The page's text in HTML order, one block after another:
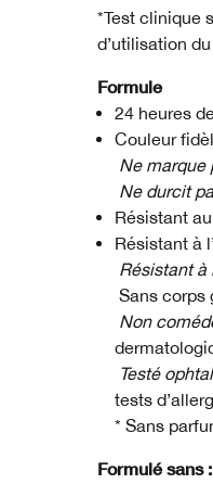
*Test clinique
d’utilisation
Formule
24 heures
Couleur
Ne marque
Ne durcit
Résistant
Résistant à
Résistant à
Sans corps
Non
Testé
tests
* Sans
Formulé sans :